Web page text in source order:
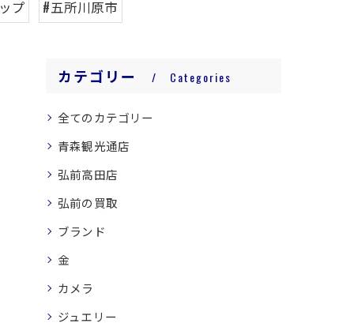
プ #五所川原市
カテゴリー Categories
全てのカテゴリー
青森観光通店
弘前高田店
弘前の買取
ブランド
金
カメラ
ジュエリー